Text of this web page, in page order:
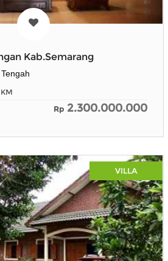
Kab.Semarang
KM
Rp 2.300.000.000
VILLA